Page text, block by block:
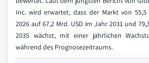
Inc. wird erwartet, dass der Markt von
2026 auf 67,2 Mrd. USD im Jahr 2031 und
2035 wächst, mit einer jährlichen
während des Prognosezeitraums.